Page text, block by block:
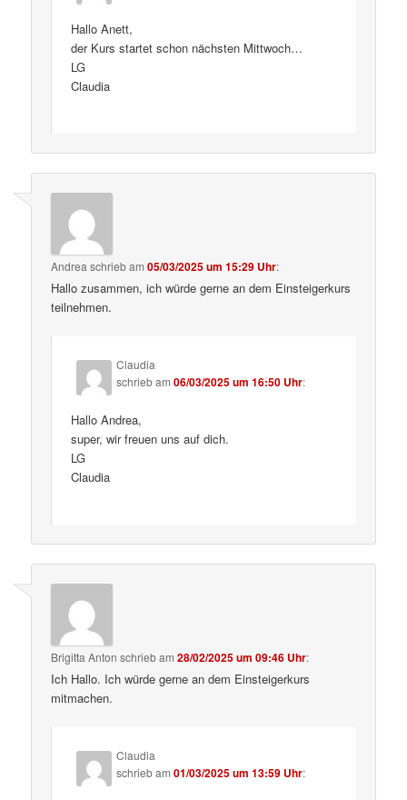
Hallo Anett,
der Kurs startet schon nächsten Mittwoch…
LG
Claudia
Andreaschriebam05/03/2025 um 15:29 Uhr:
Hallo zusammen, ich würde gerne an dem Einsteigerkurs
teilnehmen.
Claudia
schriebam06/03/2025 um 16:50 Uhr:
Hallo Andrea,
super, wir freuen uns auf dich.
LG
Claudia
Brigitta Anton schriebam28/02/2025 um 09:46 Uhr:
Ich Hallo. Ich würde gerne an dem Einsteigerkurs
mitmachen.
Claudia
schriebam01/03/2025 um 13:59 Uhr: